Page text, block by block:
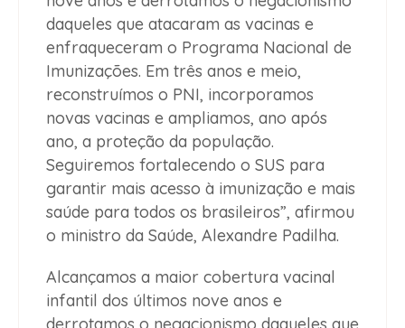
daqueles que atacaram as vacinas e
enfraqueceram o Programa Nacional de
Imunizações. Em três anos e meio,
reconstruímos o PNI, incorporamos
novas vacinas e ampliamos, ano após
ano, a proteção da população.
Seguiremos fortalecendo o SUS para
garantir mais acesso à imunização e mais
saúde para todos os brasileiros”, afirmou
o ministro da Saúde, Alexandre Padilha.
Alcançamos a maior cobertura vacinal
infantil dos últimos nove anos e